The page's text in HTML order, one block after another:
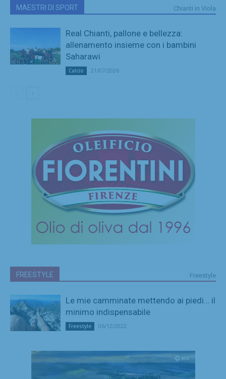
MAESTRI DI SPORT Chianti in Viola
Real Chianti, pallone e bellezza:
allenamento insieme con i bambini
Saharawi
Calcio 21/07/2026
FREESTYLE Freestyle
Le mie camminate mettendo ai piedi… il
minimo indispensabile
Freestyle 06/12/2022